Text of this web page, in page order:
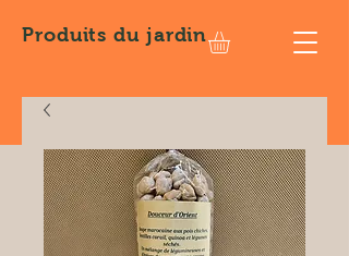
Produitsdu jardin